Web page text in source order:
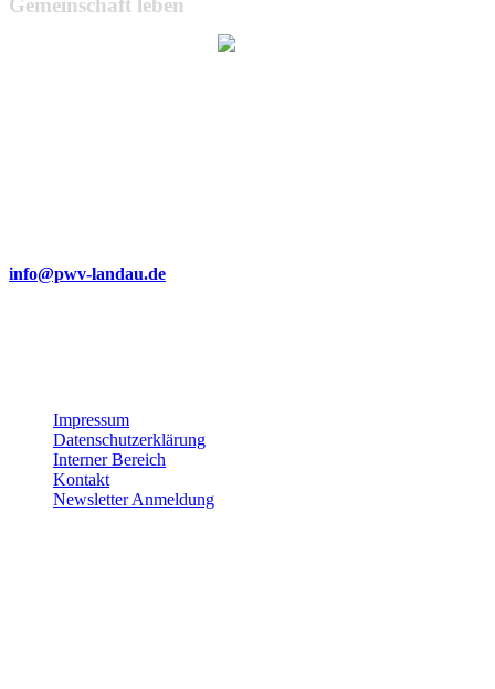
Gemeinschaft leben
info@pwv-landau.de
Impressum
Datenschutzerklärung
Interner Bereich
Kontakt
Newsletter Anmeldung